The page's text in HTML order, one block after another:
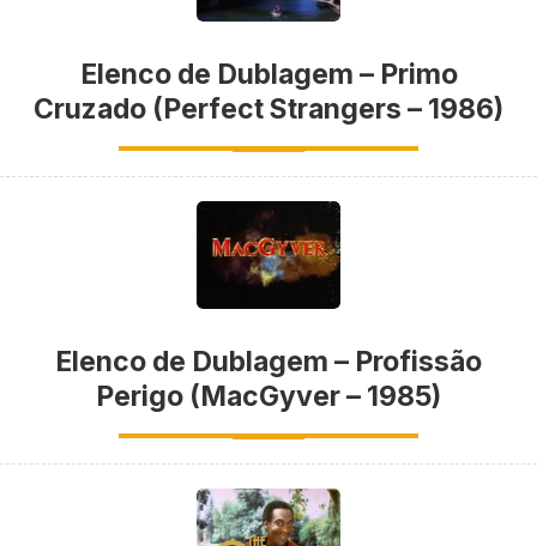
Elenco de Dublagem – Primo
Cruzado (Perfect Strangers – 1986)
Elenco de Dublagem – Profissão
Perigo (MacGyver – 1985)